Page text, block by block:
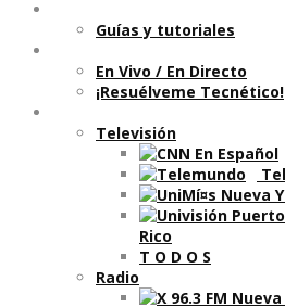
Guí­as y tutoriales
En Vivo / En Directo
¡Resuélveme Tecnético!
Televisión
Rico
T O D O S
Radio